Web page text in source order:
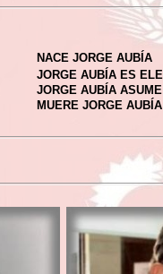
NACE JORGE AUBÍA
JORGE AUBÍA ES
JORGE AUBÍA
MUERE JORGE AUBÍA